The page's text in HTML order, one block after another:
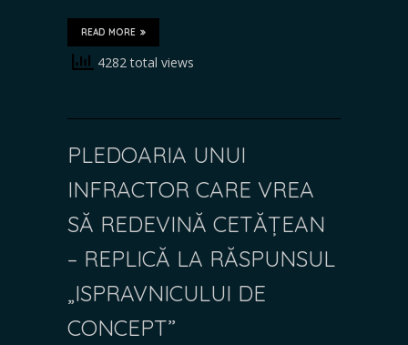
READ MORE
4282 total views
PLEDOARIA UNUI
INFRACTOR CARE VREA
SĂ REDEVINĂ CETĂȚEAN
– REPLICĂ LA RĂSPUNSUL
„ISPRAVNICULUI DE
CONCEPT”